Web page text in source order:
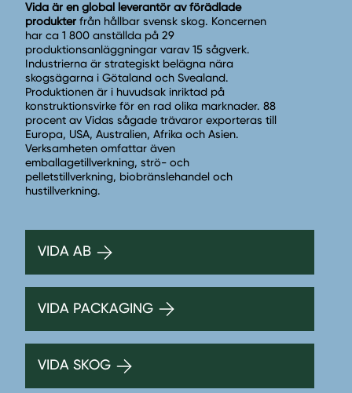
Vida är en global leverantör av förädlade
produkter från hållbar svensk skog. Koncernen
har ca 1 800 anställda på 29
produktionsanläggningar varav 15 sågverk.
Industrierna är strategiskt belägna nära
skogsägarna i Götaland och Svealand.
Produktionen är i huvudsak inriktad på
konstruktionsvirke för en rad olika marknader. 88
procent av Vidas sågade trävaror exporteras till
Europa, USA, Australien, Afrika och Asien.
Verksamheten omfattar även
emballagetillverkning, strö- och
pelletstillverkning, biobränslehandel och
hustillverkning.
VIDA AB
VIDA PACKAGING
VIDA SKOG